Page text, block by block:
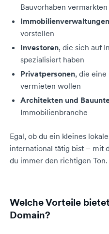
Bauvorhaben vermarkten
Immobilienverwaltungen
vorstellen
Investoren, die sich auf
spezialisiert haben
Privatpersonen, die
vermieten wollen
Architekten und
Immobilienbranche
Egal, ob du ein kleines
international tätig bist – mit
du immer den richtigen Ton.
Welche Vorteile
Domain?